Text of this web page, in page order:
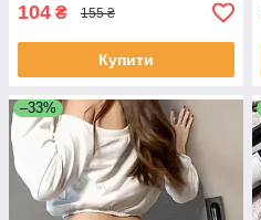
104 ₴ 155 ₴
Купити
–33%